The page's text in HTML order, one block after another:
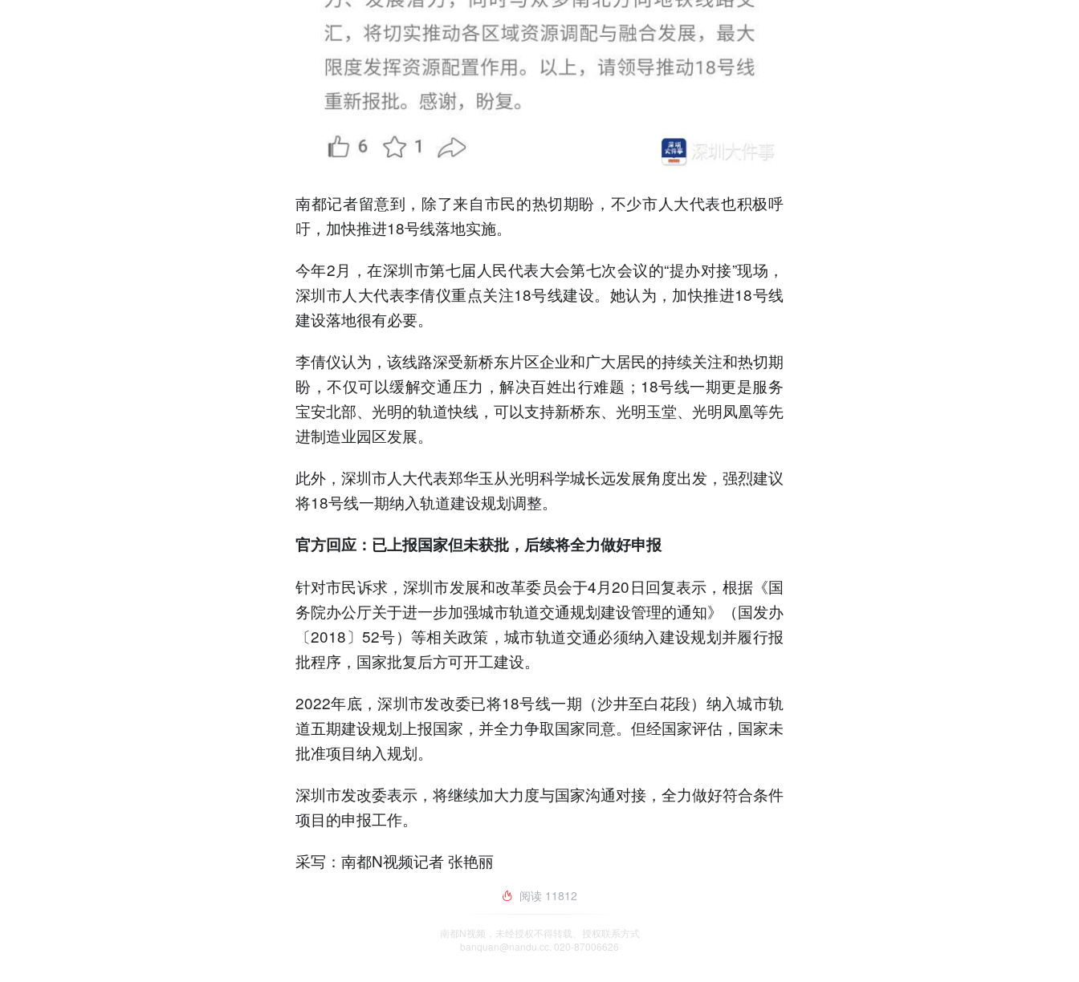
南都记者留意到，除了来自市民的热切期盼，不少市人大代表也积极呼
吁，加快推进18号线落地实施。
今年2月，在深圳市第七届人民代表大会第七次会议的“提办对接”现场，
深圳市人大代表李倩仪重点关注18号线建设。她认为，加快推进18号线
建设落地很有必要。
李倩仪认为，该线路深受新桥东片区企业和广大居民的持续关注和热切期
盼，不仅可以缓解交通压力，解决百姓出行难题；18号线一期更是服务
宝安北部、光明的轨道快线，可以支持新桥东、光明玉堂、光明凤凰等先
进制造业园区发展。
此外，深圳市人大代表郑华玉从光明科学城长远发展角度出发，强烈建议
将18号线一期纳入轨道建设规划调整。
官方回应：已上报国家但未获批，后续将全力做好申报
针对市民诉求，深圳市发展和改革委员会于4月20日回复表示，根据《国
务院办公厅关于进一步加强城市轨道交通规划建设管理的通知》（国发办
〔2018〕52号）等相关政策，城市轨道交通必须纳入建设规划并履行报
批程序，国家批复后方可开工建设。
2022年底，深圳市发改委已将18号线一期（沙井至白花段）纳入城市轨
道五期建设规划上报国家，并全力争取国家同意。但经国家评估，国家未
批准项目纳入规划。
深圳市发改委表示，将继续加大力度与国家沟通对接，全力做好符合条件
项目的申报工作。
采写：南都N视频记者 张艳丽
阅读 11812
南都N视频，未经授权不得转载、授权联系方式
banquan@nandu.cc. 020-87006626